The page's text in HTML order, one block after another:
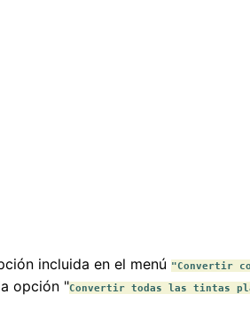
incluida en el menú "Convertir
opción "Convertir todas las tintas